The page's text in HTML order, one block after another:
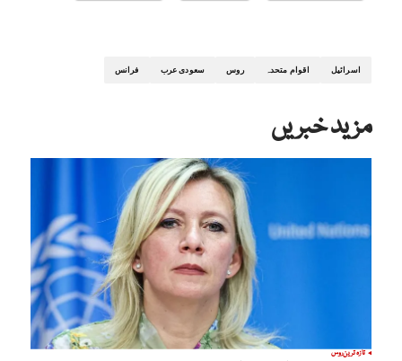
اسرائیل اقوام متحدہ روس سعودی عرب فرانس
مزید خبریں
تازہ ترینروس